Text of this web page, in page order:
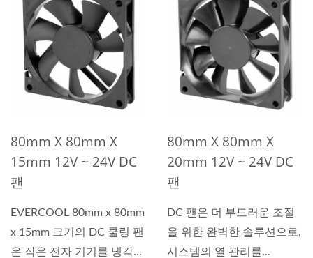
80mm X 80mm X
15mm 12V ~ 24V DC
팬
EVERCOOL 80mm x 80mm
x 15mm 크기의 DC 쿨링 팬
은 작은 전자 기기를 냉각하
80mm X 80mm X
20mm 12V ~ 24V DC
팬
DC 팬은 더 부드러운 조절
을 위한 완벽한 솔루션으로,
시스템의 열 관리를...